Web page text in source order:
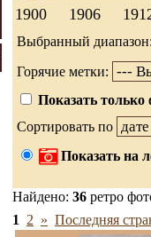
1900 1906
Выбранный диапазон:
Горячие метки:
Показать только
Сортировать по
Показать на
Найдено: 36 ретро
1
2 » Последняя